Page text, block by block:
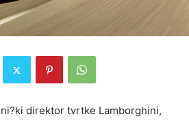
direktor tvrtke Lamborghini,